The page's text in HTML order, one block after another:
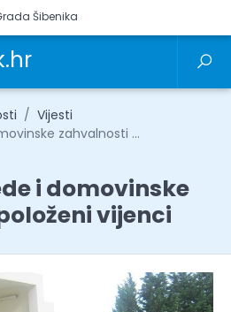
Šibenika
Vijesti
zahvalnosti ...
i domovinske
vijenci